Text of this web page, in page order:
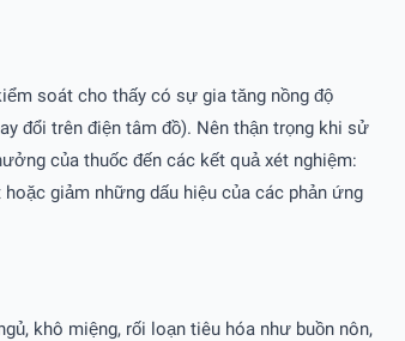
soát cho thấy có sự gia tăng nồng độ
đổi trên điện tâm đồ). Nên thận trọng khi sử
của thuốc đến các kết quả xét nghiệm:
giảm những dấu hiệu của các phản ứng
khô miệng, rối loạn tiêu hóa như buồn nôn,